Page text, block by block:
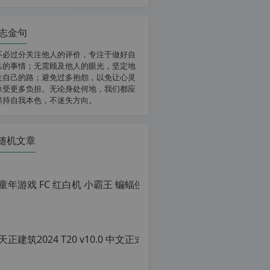
金句
必过分关注他人的评价，专注于做好自
的事情；无需顾及他人的眼光，坚定地
自己的路；避免过多抱怨，以免让心灵
受更多负担。无论身处何地，我们都应
持自我本色，不迷失方向。
机文章